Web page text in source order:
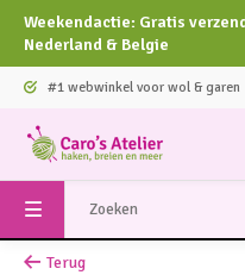
Weekendactie: Gratis
Nederland & Belgie
#1 webwinkel voor wol & garen
Terug